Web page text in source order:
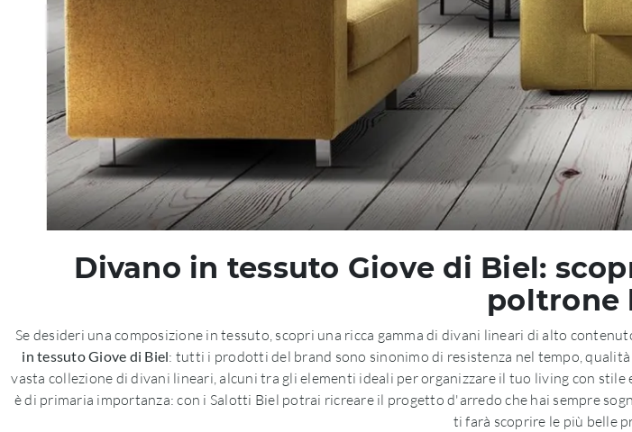
Divano in tessuto Giove di Biel:
poltrone
Se desideri una composizione in tessuto, scopri una ricca gamma di divani lineari di alto
in tessuto Giove di Biel: tutti i prodotti del brand sono sinonimo di resistenza nel tempo,
vasta collezione di divani lineari, alcuni tra gli elementi ideali per organizzare il tuo living con
è di primaria importanza: con i Salotti Biel potrai ricreare il progetto d'arredo che hai sempre
ti farà scoprire le più belle